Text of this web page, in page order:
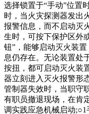
选择锁置于“手动”位置
时，当火灾探测器发出
报警信息，而不启动灭
生时，可按下保护区外
钮”，能够启动灭火装
息仍存在。无论装置处
按扭，都可启动灭火装
器立刻进入灭火报警形
管制器失效时，当职守
有职员撤退现场，在肯
调实践应急机械启动